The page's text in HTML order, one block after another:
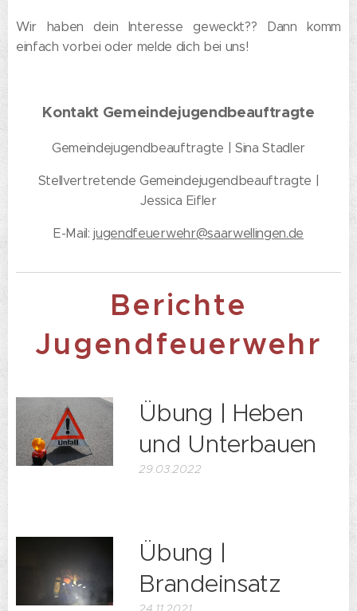
Wir haben dein Interesse geweckt?? Dann komm
einfach vorbei oder melde dich bei uns!
Kontakt Gemeindejugendbeauftragte
Gemeindejugendbeauftragte | Sina Stadler
Stellvertretende Gemeindejugendbeauftragte |
Jessica Eifler
E-Mail:jugendfeuerwehr@saarwellingen.de
Berichte
Jugendfeuerwehr
Übung | Heben
und Unterbauen
29.03.2022
Übung |
Brandeinsatz